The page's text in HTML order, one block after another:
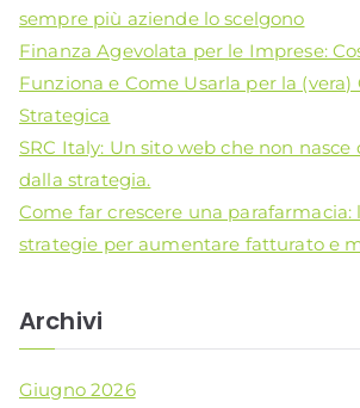
sempre più aziende lo scelgono
Finanza Agevolata per le Imprese:
Funziona e Come Usarla per la (vera)
Strategica
SRC Italy: Un sito web che non nasce
dalla strategia.
Come far crescere una
strategie per aumentare fatturato e
Archivi
Giugno 2026